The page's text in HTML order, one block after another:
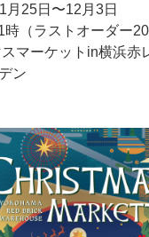
月25日〜12月3日
時（ラストオーダー20
マーケットin横浜赤
ン